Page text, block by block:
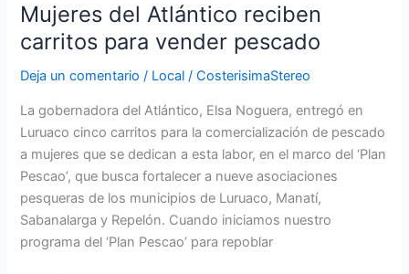
Mujeres del Atlántico reciben
carritos para vender pescado
Deja un comentario / Local /CosterisimaStereo
La gobernadora del Atlántico, Elsa Noguera, entregó en
Luruaco cinco carritos para la comercialización de pescado
a mujeres que se dedican a esta labor, en el marco del ‘Plan
Pescao’, que busca fortalecer a nueve asociaciones
pesqueras de los municipios de Luruaco, Manatí,
Sabanalarga y Repelón. Cuando iniciamos nuestro
programa del ‘Plan Pescao’ para repoblar